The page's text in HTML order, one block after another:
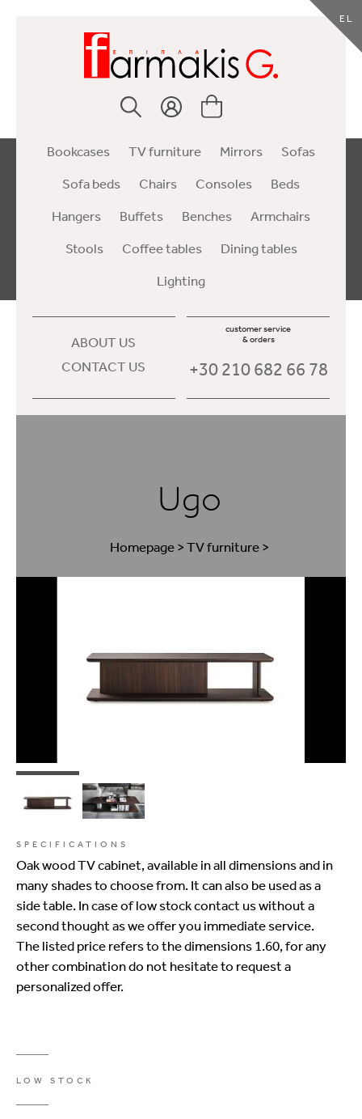
EL
Bookcases TV furniture Mirrors
Sofas
Sofa beds
Chairs Consoles
Beds
Hangers
Buffets Benches
Armchairs
Stools
Coffee tables
Dining tables
Lighting
ABOUT US
CONTACT US
customer service
& orders
+30 210 682 66 78
Homepage>TV furniture>
Ugo
SPECIFICATIONS
Oak wood TV cabinet, available in all dimensions and in
many shades to choose from. It can also be used as a
side table. In case of low stock contact us without a
second thought as we offer you immediate service.
The listed price refers to the dimensions 1.60, for any
other combination do not hesitate to request a
personalized offer.
LOW STOCK